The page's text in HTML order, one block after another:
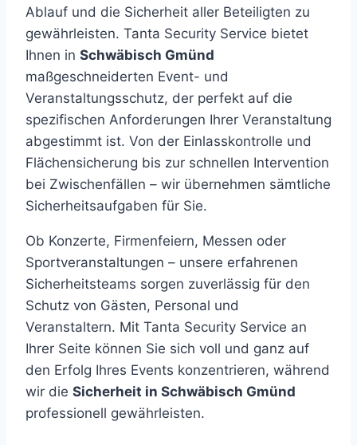
Ablauf und die Sicherheit aller Beteiligten zu
gewährleisten. Tanta Security Service bietet
Ihnen in Schwäbisch Gmünd
maßgeschneiderten Event- und
Veranstaltungsschutz, der perfekt auf die
spezifischen Anforderungen Ihrer Veranstaltung
abgestimmt ist. Von der Einlasskontrolle und
Flächensicherung bis zur schnellen Intervention
bei Zwischenfällen – wir übernehmen sämtliche
Sicherheitsaufgaben für Sie.
Ob Konzerte, Firmenfeiern, Messen oder
Sportveranstaltungen – unsere erfahrenen
Sicherheitsteams sorgen zuverlässig für den
Schutz von Gästen, Personal und
Veranstaltern. Mit Tanta Security Service an
Ihrer Seite können Sie sich voll und ganz auf
den Erfolg Ihres Events konzentrieren, während
wir die Sicherheit in Schwäbisch Gmünd
professionell gewährleisten.